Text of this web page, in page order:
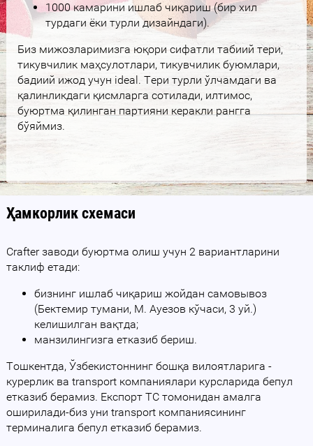
1000 камарини ишлаб чиқариш (бир хил
турдаги ёки турли дизайндаги).
Биз мижозларимизга юқори сифатли табиий тери,
тикувчилик маҳсулотлари, тикувчилик буюмлари,
бадиий ижод учун ideal. Тери турли ўлчамдаги ва
қалинликдаги қисмларга сотилади, илтимос,
буюртма қилинган партияни керакли рангга
бўяймиз.
Ҳамкорлик схемаси
Crafter заводи буюртма олиш учун 2 вариантларини
таклиф етади:
бизнинг ишлаб чиқариш жойдан самовывоз
(Бектемир тумани, М. Ауезов кўчаси, 3 уй.)
келишилган вақтда;
манзилингизга етказиб бериш.
Тошкентда, Ўзбекистоннинг бошқа вилоятларига -
курерлик ва transport компаниялари курсларида бепул
етказиб берамиз. Експорт ТC томонидан амалга
оширилади-биз уни transport компаниясининг
терминалига бепул етказиб берамиз.